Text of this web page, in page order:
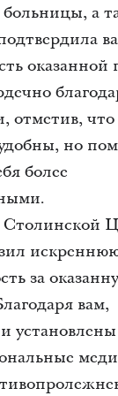
а
отметив,
но
более
Столинской
за
вам,
установлены